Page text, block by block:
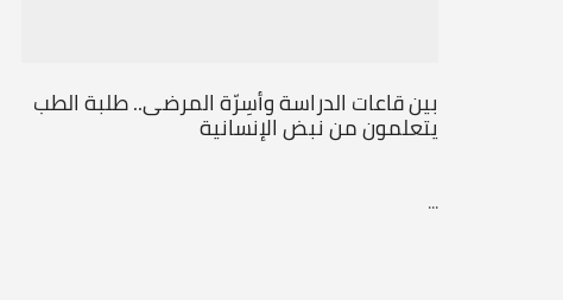
بين قاعات الدراسة وأسِرّة المرضى.. طلبة الطب
يتعلمون من نبض الإنسانية
...